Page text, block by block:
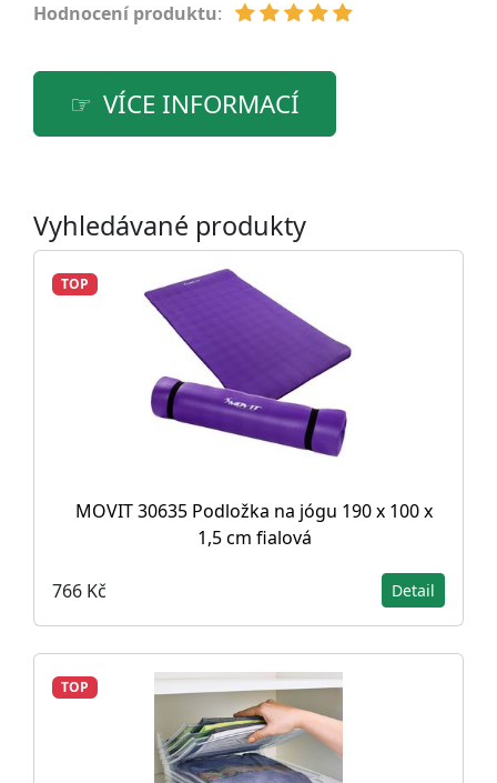
Hodnocení produktu:
VÍCE INFORMACÍ
Vyhledávané produkty
TOP
MOVIT 30635 Podložka na jógu 190 x 100 x
1,5 cm fialová
766 Kč Detail
TOP